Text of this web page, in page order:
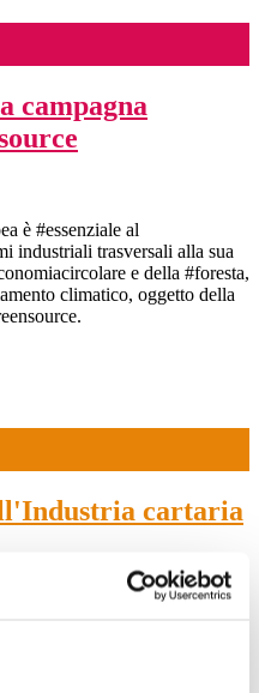
campagna
è #essenziale al
industriali trasversali alla sua
e della #foresta,
climatico, oggetto della
cartaria
intorno al #GreenDeal, il
un proprio Decalogo.